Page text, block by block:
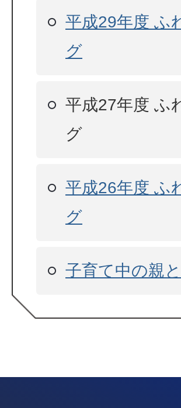
平成29年度 ふ
グ
平成27年度 ふ
グ
平成26年度 ふ
グ
子育て中の親